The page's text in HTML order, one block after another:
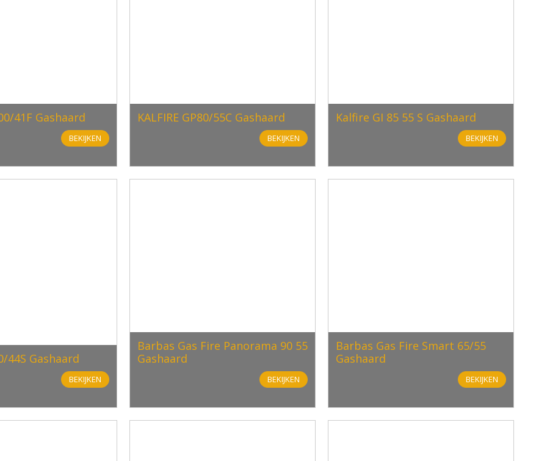
41F Gashaard
BEKIJKEN
KALFIRE GP80/55C Gashaard
BEKIJKEN
Kalfire GI 85 55 S Gashaard
BEKIJKEN
44S Gashaard
BEKIJKEN
Barbas Gas Fire Panorama 90 55
Gashaard
BEKIJKEN
Barbas Gas Fire Smart 65/55
Gashaard
BEKIJKEN